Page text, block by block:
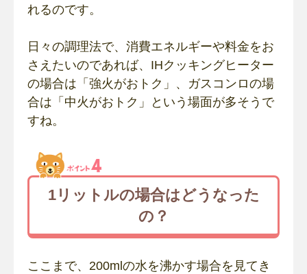
れるのです。
日々の調理法で、消費エネルギーや料金をお
さえたいのであれば、IHクッキングヒーター
の場合は「強火がおトク」、ガスコンロの場
合は「中火がおトク」という場面が多そうで
すね。
1リットルの場合はどうなった
の？
ここまで、200mlの水を沸かす場合を見てき